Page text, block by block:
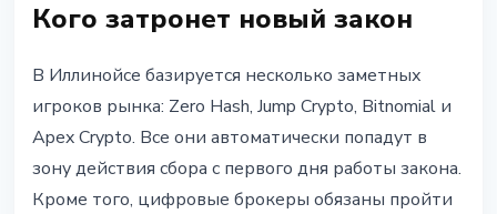
Кого затронет новый закон
В Иллинойсе базируется несколько заметных
игроков рынка: Zero Hash, Jump Crypto, Bitnomial и
Apex Crypto. Все они автоматически попадут в
зону действия сбора с первого дня работы закона.
Кроме того, цифровые брокеры обязаны пройти